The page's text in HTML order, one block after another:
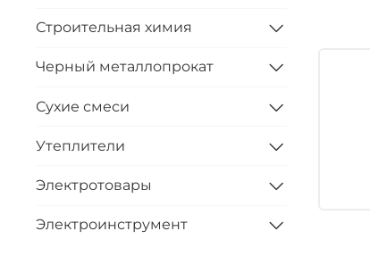
Строительная химия
Черный металлопрокат
Сухие смеси
Утеплители
Электротовары
Электроинструмент